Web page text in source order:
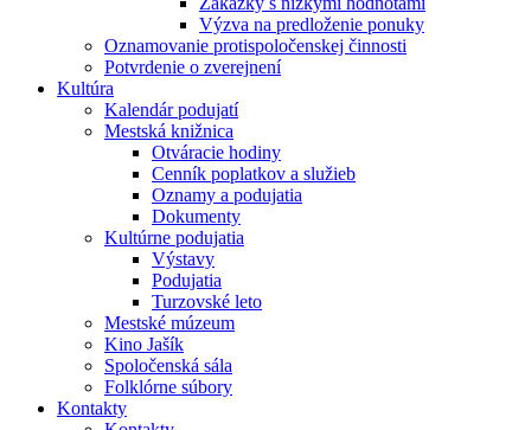
Výzva na predloženie ponuky
Oznamovanie protispoločenskej činnosti
Potvrdenie o zverejnení
Kultúra
Kalendár podujatí
Mestská knižnica
Otváracie hodiny
Cenník poplatkov a služieb
Oznamy a podujatia
Dokumenty
Kultúrne podujatia
Výstavy
Podujatia
Turzovské leto
Mestské múzeum
Kino Jašík
Spoločenská sála
Folklórne súbory
Kontakty